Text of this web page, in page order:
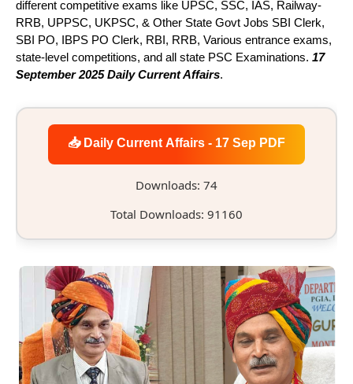
different competitive exams like UPSC, SSC, IAS, Railway-
RRB, UPPSC, UKPSC, & Other State Govt Jobs SBI Clerk,
SBI PO, IBPS PO Clerk, RBI, RRB, Various entrance exams,
state-level competitions, and all state PSC Examinations. 17
September 2025 Daily Current Affairs.
📥 Daily Current Affairs - 17 Sep PDF
Downloads: 74
Total Downloads: 91160